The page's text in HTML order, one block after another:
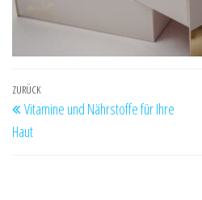
Beitragsnavigation
Vorheriger
Beitrag
ZURÜCK
Vitamine und Nährstoffe für Ihre
Haut